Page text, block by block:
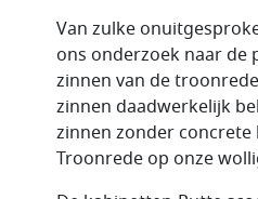
Van zulke
ons onderzoek naar de
zinnen van de
zinnen daadwerkelijk
zinnen zonder
Troonrede op onze